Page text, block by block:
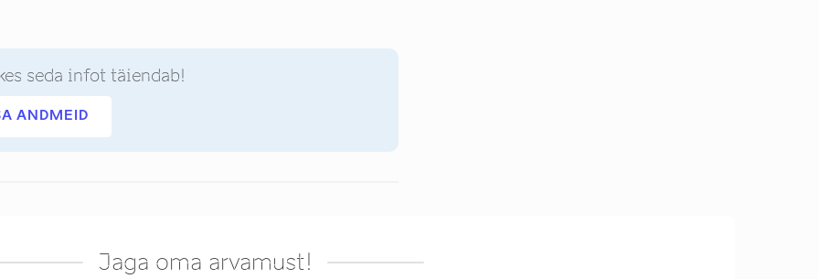
seda infot täiendab!
ANDMEID
Jaga oma arvamust!